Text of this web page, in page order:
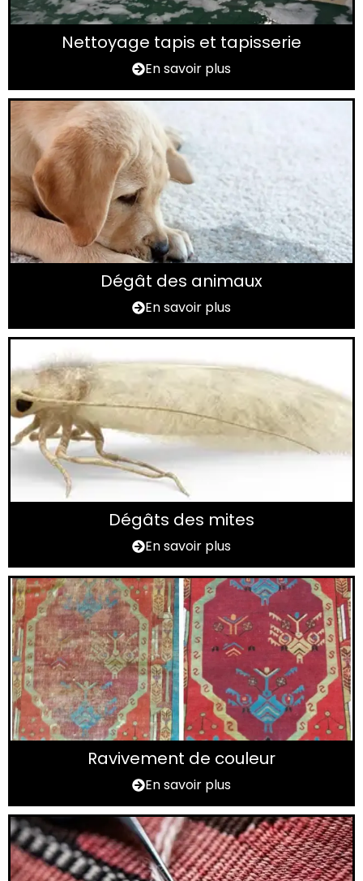
Nettoyage tapis et tapisserie
En savoir plus
Dégât des animaux
En savoir plus
Dégâts des mites
En savoir plus
Ravivement de couleur
En savoir plus